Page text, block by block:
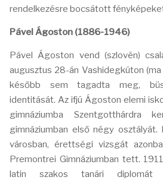
rendelkezésre bocsátott
Pável Ágoston (1886-1946)
Pável Ágoston vend (szlovén)
augusztus 28-án Vashidegkúton (ma
később sem tagadta meg,
identitását. Az ifjú Ágoston elemi
gimnáziumba
gimnáziumban első négy
városban, érettségi vizsgát
Premontrei Gimnáziumban tett.
latin szakos tanári